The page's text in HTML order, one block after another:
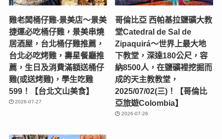
雞老闆桶仔雞-景美店〜景美
捷運必吃桶仔雞，景美串燒
居酒屋，台北桶仔雞推薦，
台北必吃烤雞，壽星餐廳推
薦，生日及消費滿額送桶仔
雞(或送烤雞)，學生吃雞
599！【台北文山美食】
2026-07-27
哥倫比亞 西帕基拉鹽礦大教
堂Catedral de Sal de
Zipaquirá～世界上最大地
下教堂，深達180公尺，容
納8500人，在鹽礦裡挖掘而
成的天主教教堂，
2025/07/02(三)！【哥倫比
亞旅遊Colombia】
2026-07-26